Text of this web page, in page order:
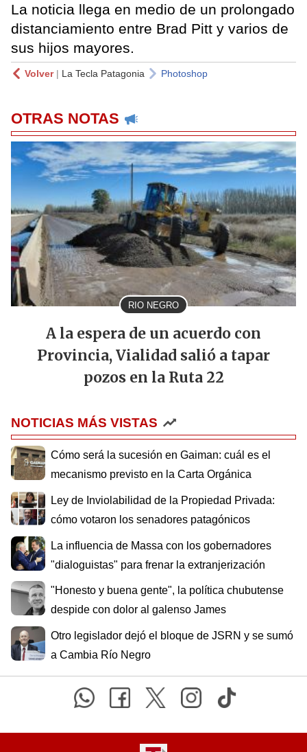
La noticia llega en medio de un prolongado
distanciamiento entre Brad Pitt y varios de
sus hijos mayores.
Volver| La Tecla Patagonia Photoshop
OTRAS NOTAS
RIO NEGRO
A la espera de un acuerdo con
Provincia, Vialidad salió a tapar
pozos en la Ruta 22
NOTICIAS MÁS VISTAS
Cómo será la sucesión en Gaiman: cuál es el
mecanismo previsto en la Carta Orgánica
Ley de Inviolabilidad de la Propiedad Privada:
cómo votaron los senadores patagónicos
La influencia de Massa con los gobernadores
"dialoguistas" para frenar la extranjerización
"Honesto y buena gente", la política chubutense
despide con dolor al galenso James
Otro legislador dejó el bloque de JSRN y se sumó
a Cambia Río Negro